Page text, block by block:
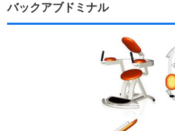
バックアブドミナル